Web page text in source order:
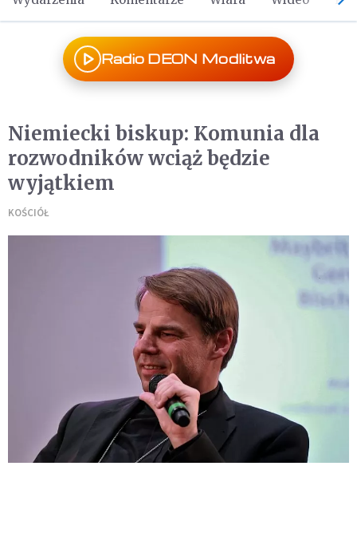
Radio DEON Modlitwa
Niemiecki biskup: Komunia dla
rozwodników wciąż będzie
wyjątkiem
KOŚCIÓŁ